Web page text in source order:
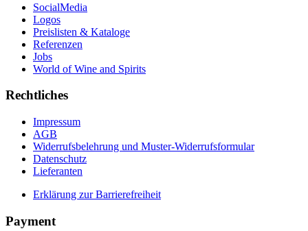
SocialMedia
Logos
Preislisten & Kataloge
Referenzen
Jobs
World of Wine and Spirits
Rechtliches
Impressum
AGB
Widerrufsbelehrung und Muster-Widerrufsformular
Datenschutz
Lieferanten
Erklärung zur Barrierefreiheit
Payment